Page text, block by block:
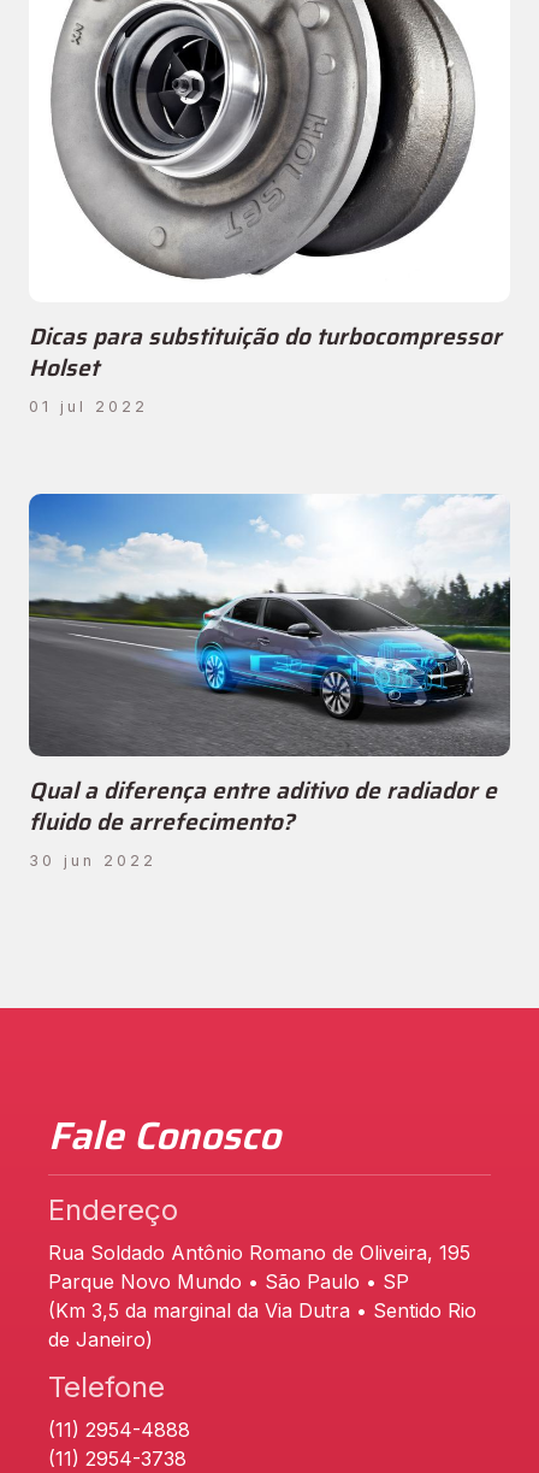
Dicas para substituição do turbocompressor
Holset
01 jul 2022
Qual a diferença entre aditivo de radiador e
fluido de arrefecimento?
30 jun 2022
Fale Conosco
Endereço
Rua Soldado Antônio Romano de Oliveira, 195
Parque Novo Mundo • São Paulo • SP
(Km 3,5 da marginal da Via Dutra • Sentido Rio
de Janeiro)
Telefone
(11) 2954-4888
(11) 2954-3738